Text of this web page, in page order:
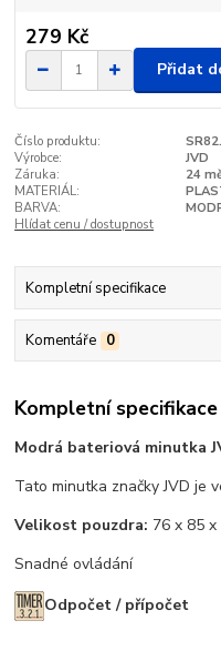
279 Kč
Přidat
Číslo produktu:
Výrobce:
JVD
Záruka:
24
MATERIÁL:
BARVA:
Hlídat cenu / dostupnost
Kompletní specifikace
Komentáře 0
Kompletní specifikace
Modrá bateriová minutka
Tato minutka značky JVD je
Velikost pouzdra: 76 x 85 x
Snadné ovládání
Odpočet / přípočet